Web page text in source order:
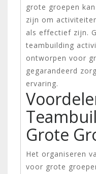
grote groepen
zijn om
als effectief zijn.
teambuilding
ontworpen voor
gegarandeerd
ervaring.
Grote
Het organiseren
voor grote